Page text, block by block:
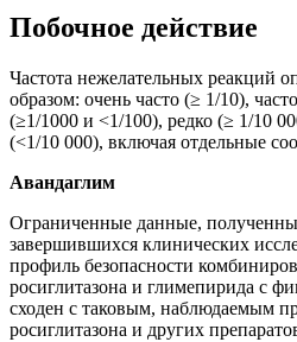
Побочное действие
Частота нежелательных реакций
образом: очень часто (≥ 1/10),
(≥1/1000 и <1/100), редко (≥ 1/10
(<1/10 000), включая отдельные
Авандаглим
Ограниченные данные,
завершившихся клинических
профиль безопасности
росиглитазона и глимепирида с
сходен с таковым, наблюдаемым
росиглитазона и других